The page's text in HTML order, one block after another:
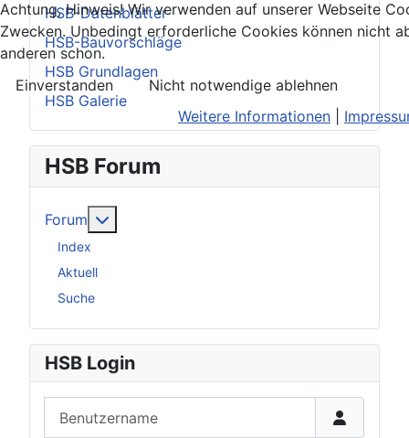
HSB-Datenblätter
HSB-Bauvorschläge
HSB Grundlagen
HSB Galerie
HSB Forum
Forum
Index
Aktuell
Suche
HSB Login
Achtung, Hinweis! Wir verwenden auf unserer Webseite
Zwecken. Unbedingt erforderliche Cookies können nicht
anderen schon.
Einverstanden
Nicht notwendige ablehnen
Weitere Informationen